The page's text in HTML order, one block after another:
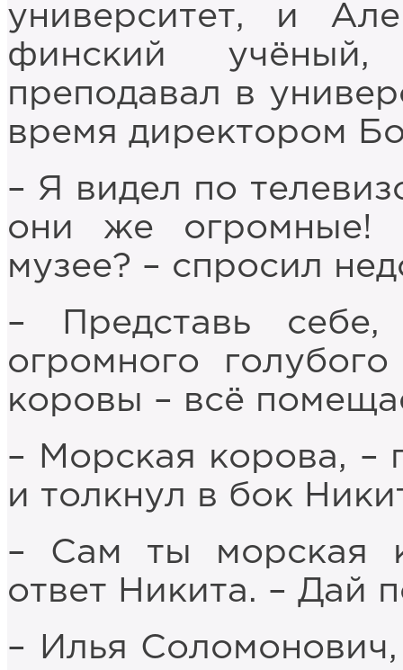
университет, и
финский
преподавал в
время директором
– Я видел по
они же огромные!
музее? – спросил
– Представь
огромного
коровы – всё
– Морская корова, –
и толкнул в бок
– Сам ты морская
ответ Никита. – Дай
– Илья